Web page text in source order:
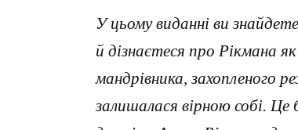
У цьому виданні ви
й дізнаєтеся про Рікмана
мандрівника, захопленого
залишалася вірною собі.